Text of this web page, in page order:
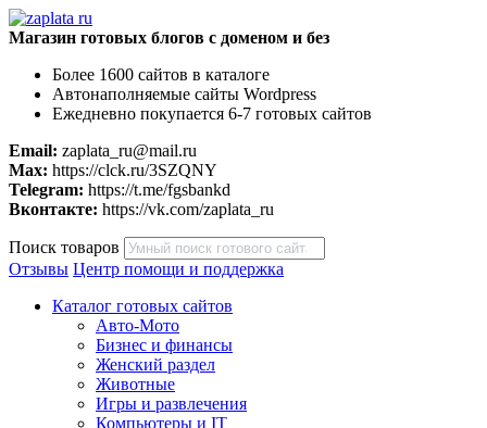
Магазин готовых блогов с доменом и без
Более 1600 сайтов в каталоге
Автонаполняемые сайты Wordpress
Ежедневно покупается 6-7 готовых сайтов
Email: zaplata_ru@mail.ru
Max: https://clck.ru/3SZQNY
Telegram: https://t.me/fgsbankd
Вконтакте: https://vk.com/zaplata_ru
Поиск товаров
Отзывы Центр помощи и поддержка
Каталог готовых сайтов
Авто-Мото
Бизнес и финансы
Женский раздел
Животные
Игры и развлечения
Компьютеры и IT